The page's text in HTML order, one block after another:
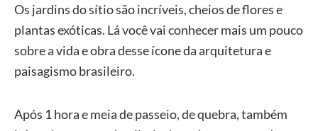
Os jardins do sítio são incríveis, cheios de flores e
plantas exóticas. Lá você vai conhecer mais um pouco
sobre a vida e obra desse ícone da arquitetura e
paisagismo brasileiro.
Após 1 hora e meia de passeio, de quebra, também